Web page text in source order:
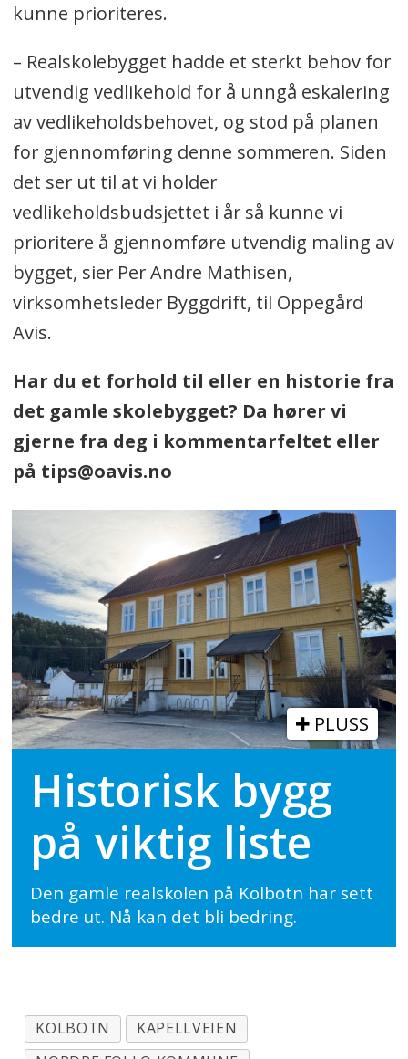
kunne prioriteres.
– Realskolebygget hadde et sterkt behov for
utvendig vedlikehold for å unngå eskalering
av vedlikeholdsbehovet, og stod på planen
for gjennomføring denne sommeren. Siden
det ser ut til at vi holder
vedlikeholdsbudsjettet i år så kunne vi
prioritere å gjennomføre utvendig maling av
bygget, sier Per Andre Mathisen,
virksomhetsleder Byggdrift, til Oppegård
Avis.
Har du et forhold til eller en historie fra
det gamle skolebygget? Da hører vi
gjerne fra deg i kommentarfeltet eller
på tips@oavis.no
PLUSS
Historisk bygg
på viktig liste
Den gamle realskolen på Kolbotn har sett
bedre ut. Nå kan det bli bedring.
KOLBOTN
KAPELLVEIEN